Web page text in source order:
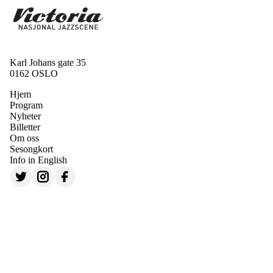
Karl Johans gate 35
0162 OSLO
Hjem
Program
Nyheter
Billetter
Om oss
Sesongkort
Info in English